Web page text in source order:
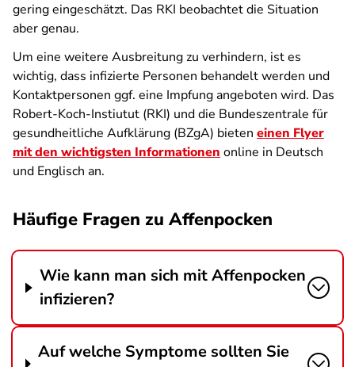
gering eingeschätzt. Das RKI beobachtet die Situation
aber genau.
Um eine weitere Ausbreitung zu verhindern, ist es
wichtig, dass infizierte Personen behandelt werden und
Kontaktpersonen ggf. eine Impfung angeboten wird. Das
Robert-Koch-Instiutut (RKI) und die Bundeszentrale für
gesundheitliche Aufklärung (BZgA) bieten einen Flyer
mit den wichtigsten Informationen online in Deutsch
und Englisch an.
Häufige Fragen zu Affenpocken
Wie kann man sich mit Affenpocken
infizieren?
Auf welche Symptome sollten Sie